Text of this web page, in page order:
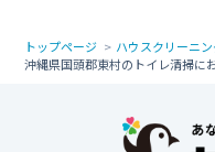
トップページ ハウスクリーニ
沖縄県国頭郡東村のトイレ清掃に